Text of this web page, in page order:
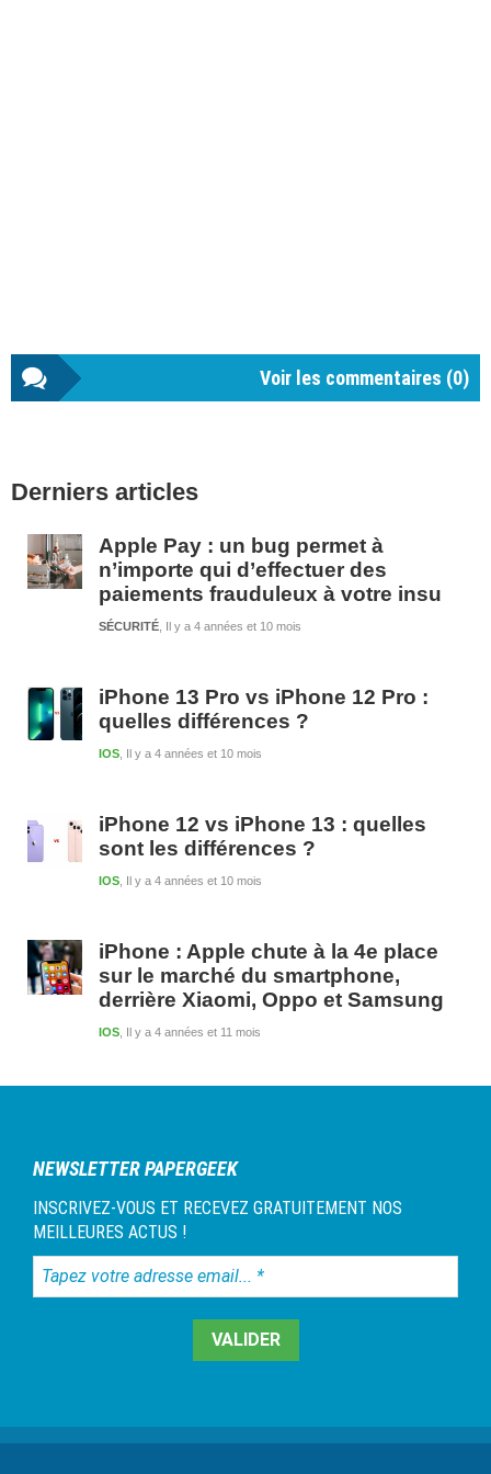
Voir les commentaires (0)
latérale
Derniers articles
Apple Pay : un bug permet à
n’importe qui d’effectuer des
paiements frauduleux à votre insu
Il y a 4 années et 10 mois
SÉCURITÉ
iPhone 13 Pro vs iPhone 12 Pro :
quelles différences ?
Il y a 4 années et 10 mois
IOS
iPhone 12 vs iPhone 13 : quelles
sont les différences ?
Il y a 4 années et 10 mois
IOS
iPhone : Apple chute à la 4e place
sur le marché du smartphone,
derrière Xiaomi, Oppo et Samsung
Il y a 4 années et 11 mois
IOS
NEWSLETTER PAPERGEEK
INSCRIVEZ-VOUS ET RECEVEZ GRATUITEMENT NOS
MEILLEURES ACTUS !
Tapez
votre